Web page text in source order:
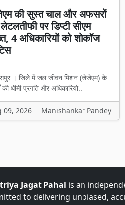
की सुस्त चाल और अफसरों
पर डिप्टी सीएम
4 अधिकारियों को शोकॉज
। जिले में जल जीवन मिशन (जेजेएम) के
की धीमी प्रगति और अधिकारियो...
09, 2026 Manishankar Pandey
Jagat Pahal is an
to delivering unbiased,